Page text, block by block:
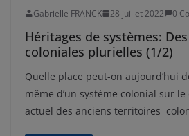
Gabrielle FRANCK 28 juillet 2022 0
Héritages de systèmes:
coloniales plurielles (1/2)
Quelle place peut-on aujourd’hui
même d’un système colonial sur
actuel des anciens territoires